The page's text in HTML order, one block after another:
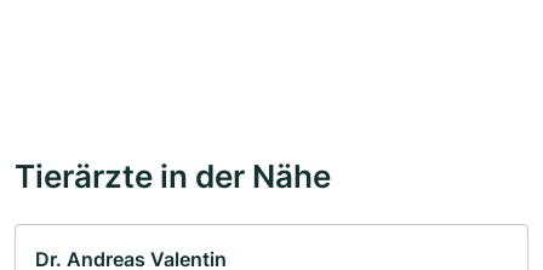
Tierärzte in der Nähe
Dr. Andreas Valentin